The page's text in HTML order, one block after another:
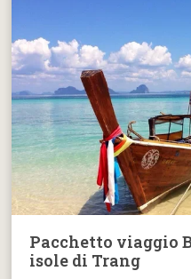
Pacchetto viaggio
isole di Trang